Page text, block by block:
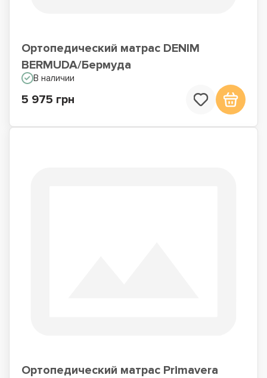
Ортопедический матрас DENIM
BERMUDA/Бермуда
В наличии
5 975 грн
Ортопедический матрас Primavera